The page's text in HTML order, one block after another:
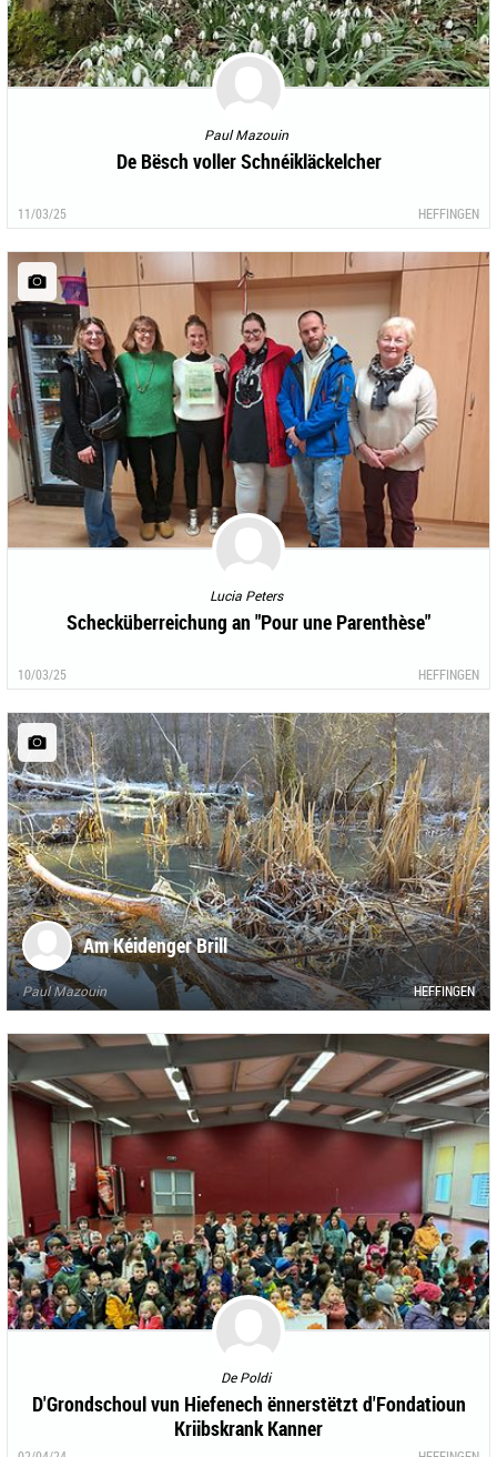
Paul Mazouin
De Bësch voller Schnéikläckelcher
11/03/25 HEFFINGEN
Lucia Peters
Schecküberreichung an "Pour une Parenthèse"
10/03/25 HEFFINGEN
Am Kéidenger Brill
Paul Mazouin HEFFINGEN
De Poldi
D'Grondschoul vun Hiefenech ënnerstëtzt d'Fondatioun
Kriibskrank Kanner